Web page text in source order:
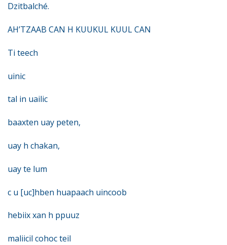
Dzitbalché.
AH’TZAAB CAN H KUUKUL KUUL CAN
Ti teech
uinic
tal in uailic
baaxten uay peten,
uay h chakan,
uay te lum
c u [uc]hben huapaach uincoob
hebiix xan h ppuuz
maliicil cohoc teil